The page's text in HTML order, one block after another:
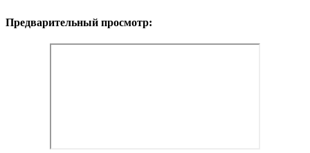
Предварительный просмотр: